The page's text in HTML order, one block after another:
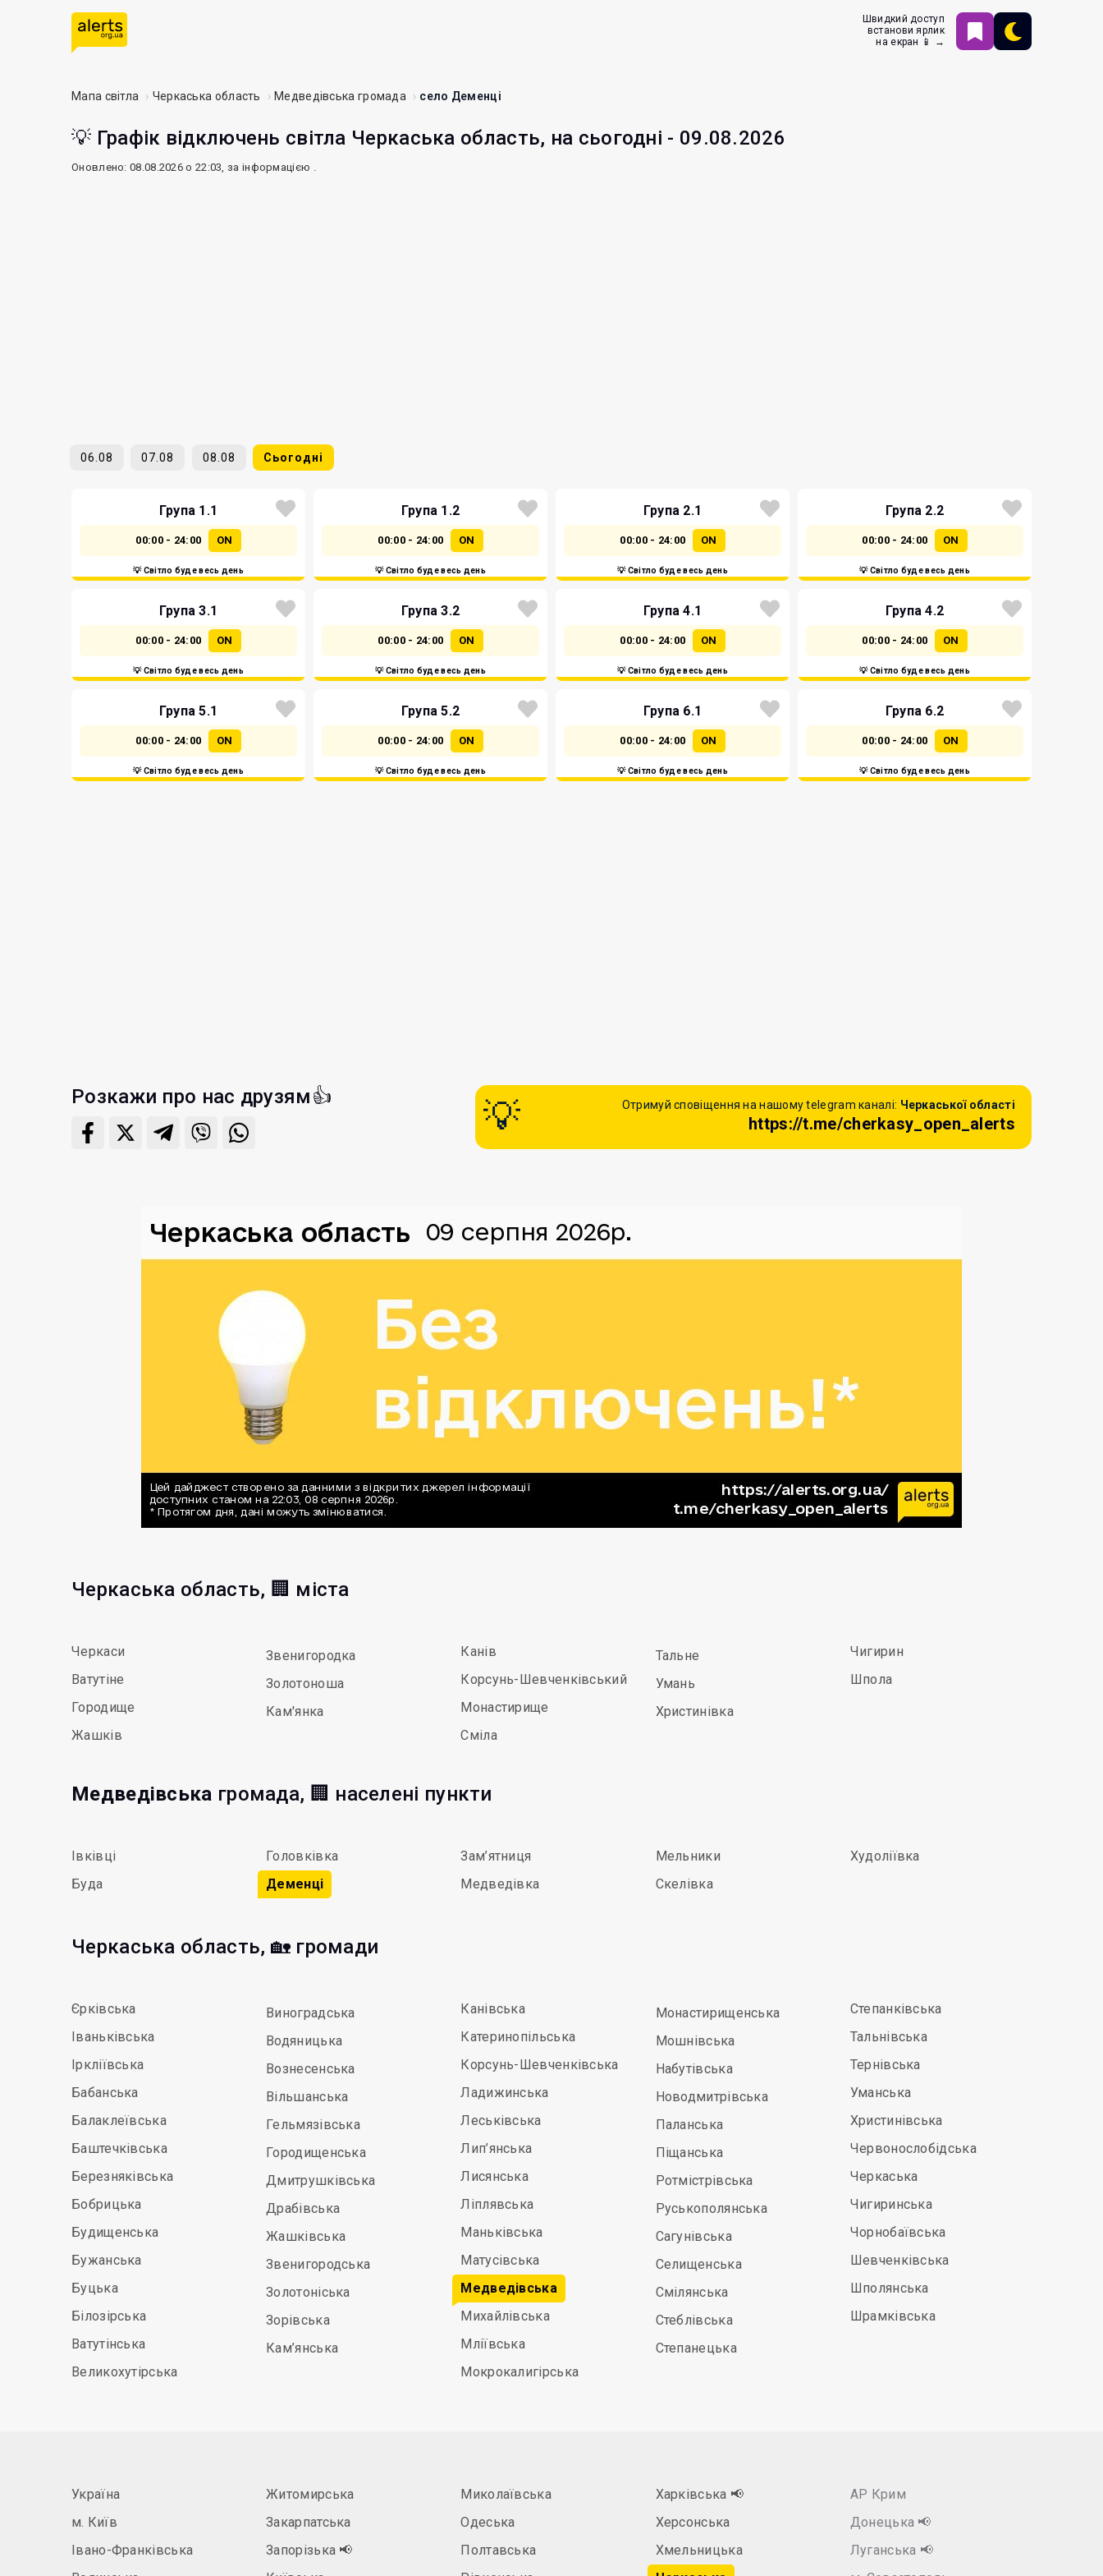
Швидкий доступ
встанови ярлик
на екран 📱 →
Мапа світла Черкаська область Медведівська громада село Деменці
💡 Графік відключень світла Черкаська область, на сьогодні - 09.08.2026
Оновлено: 08.08.2026 о 22:03, за інформацією .
06.08 07.08 08.08 Сьогодні
Група 1.1
00:00 - 24:00 ON
💡 Світло буде весь день
Група 1.2
00:00 - 24:00 ON
💡 Світло буде весь день
Група 2.1
00:00 - 24:00 ON
💡 Світло буде весь день
Група 2.2
00:00 - 24:00 ON
💡 Світло буде весь день
Група 3.1
00:00 - 24:00 ON
💡 Світло буде весь день
Група 3.2
00:00 - 24:00 ON
💡 Світло буде весь день
Група 4.1
00:00 - 24:00 ON
💡 Світло буде весь день
Група 4.2
00:00 - 24:00 ON
💡 Світло буде весь день
Група 5.1
00:00 - 24:00 ON
💡 Світло буде весь день
Група 5.2
00:00 - 24:00 ON
💡 Світло буде весь день
Група 6.1
00:00 - 24:00 ON
💡 Світло буде весь день
Група 6.2
00:00 - 24:00 ON
💡 Світло буде весь день
Розкажи про нас друзям👍 Отримуй сповіщення на нашому telegram каналі: Черкаської області
https://t.me/cherkasy_open_alerts
Черкаська область, 🏢 міста
Черкаси
Ватутіне
Городище
Жашків
Звенигородка
Золотоноша
Кам'янка
Канів
Корсунь-Шевченківський
Монастирище
Сміла
Тальне
Умань
Христинівка
Чигирин
Шпола
Медведівська громада, 🏢 населені пункти
Івківці
Буда
Головківка
Деменці
Зам’ятниця
Медведівка
Мельники
Скелівка
Худоліївка
Черкаська область, 🏡 громади
Єрківська
Іваньківська
Іркліївська
Бабанська
Балаклеївська
Баштечківська
Березняківська
Бобрицька
Будищенська
Бужанська
Буцька
Білозірська
Ватутінська
Великохутірська
Виноградська
Водяницька
Вознесенська
Вільшанська
Гельмязівська
Городищенська
Дмитрушківська
Драбівська
Жашківська
Звенигородська
Золотоніська
Зорівська
Кам’янська
Канівська
Катеринопільська
Корсунь-Шевченківська
Ладижинська
Леськівська
Лип’янська
Лисянська
Ліплявська
Маньківська
Матусівська
Медведівська
Михайлівська
Мліївська
Мокрокалигірська
Монастирищенська
Мошнівська
Набутівська
Новодмитрівська
Паланська
Піщанська
Ротмістрівська
Руськополянська
Сагунівська
Селищенська
Смілянська
Стеблівська
Степанецька
Степанківська
Тальнівська
Тернівська
Уманська
Христинівська
Червонослобідська
Черкаська
Чигиринська
Чорнобаївська
Шевченківська
Шполянська
Шрамківська
Україна
м. Київ
Івано-Франківська
Житомирська
Закарпатська
Запорізька 📢
Миколаївська
Одеська
Полтавська
Харківська 📢
Херсонська
Хмельницька
АР Крим
Донецька 📢
Луганська 📢